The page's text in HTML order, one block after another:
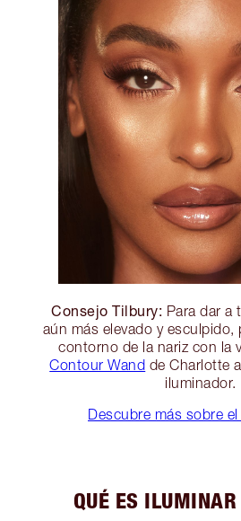
Consejo Tilbury: Para dar a
aún más elevado y esculpido,
contorno de la nariz con la
Contour Wand de Charlotte
iluminador.
Descubre más sobre
QUÉ ES